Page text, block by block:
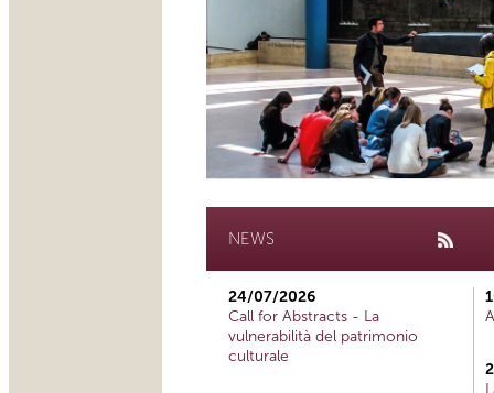
NEWS
24/07/2026
Call for Abstracts - La
vulnerabilità del patrimonio
culturale